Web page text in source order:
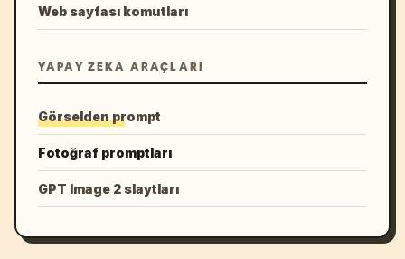
Web sayfası komutları
YAPAY ZEKA ARAÇLARI
Görselden prompt
Fotoğraf promptları
GPT Image 2 slaytları